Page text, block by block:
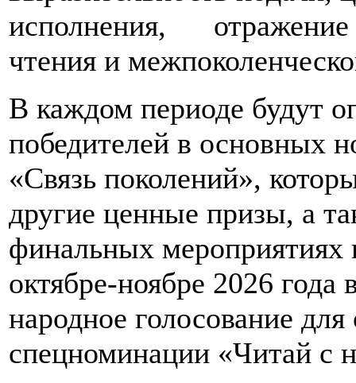
исполнения, отражение
чтения и
В каждом периоде будут
победителей в основных
«Связь поколений»,
другие ценные призы, а
финальных
октябре-ноябре 2026 года
народное голосование
спецноминации «Читай с